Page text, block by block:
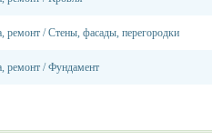
ремонт /Стены, фасады, перегородки
ремонт /Фундамент